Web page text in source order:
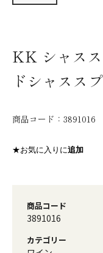
KK シャス
ドシャスス
商品コード： 3891016
★お気に入りに追加
商品コード
3891016
カテゴリー